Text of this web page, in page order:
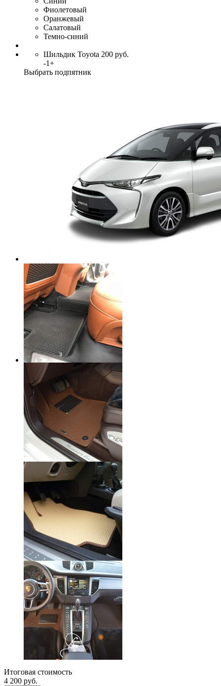
Фиолетовый
Оранжевый
Салатовый
Темно-синий
Шильдик Toyota 200 руб.
-1+
Выбрать подпятник
Итоговая стоимость
4 200 руб.